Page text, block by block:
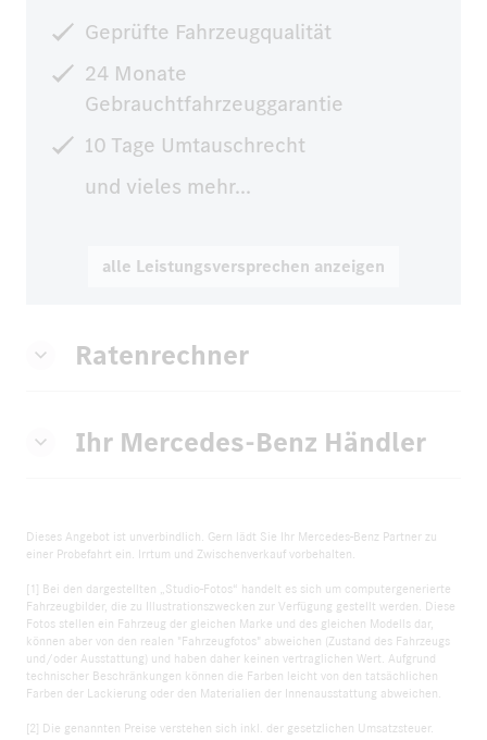
Geprüfte Fahrzeugqualität
24 Monate
Gebrauchtfahrzeuggarantie
10 Tage Umtauschrecht
und vieles mehr...
alle Leistungsversprechen anzeigen
Ratenrechner
Ihr Mercedes-Benz Händler
Dieses Angebot ist unverbindlich. Gern lädt Sie Ihr Mercedes-Benz Partner zu
einer Probefahrt ein. Irrtum und Zwischenverkauf vorbehalten.
[1] Bei den dargestellten „Studio-Fotos“ handelt es sich um computergenerierte
Fahrzeugbilder, die zu Illustrationszwecken zur Verfügung gestellt werden. Diese
Fotos stellen ein Fahrzeug der gleichen Marke und des gleichen Modells dar,
können aber von den realen "Fahrzeugfotos" abweichen (Zustand des Fahrzeugs
und/oder Ausstattung) und haben daher keinen vertraglichen Wert. Aufgrund
technischer Beschränkungen können die Farben leicht von den tatsächlichen
Farben der Lackierung oder den Materialien der Innenausstattung abweichen.
[2] Die genannten Preise verstehen sich inkl. der gesetzlichen Umsatzsteuer.